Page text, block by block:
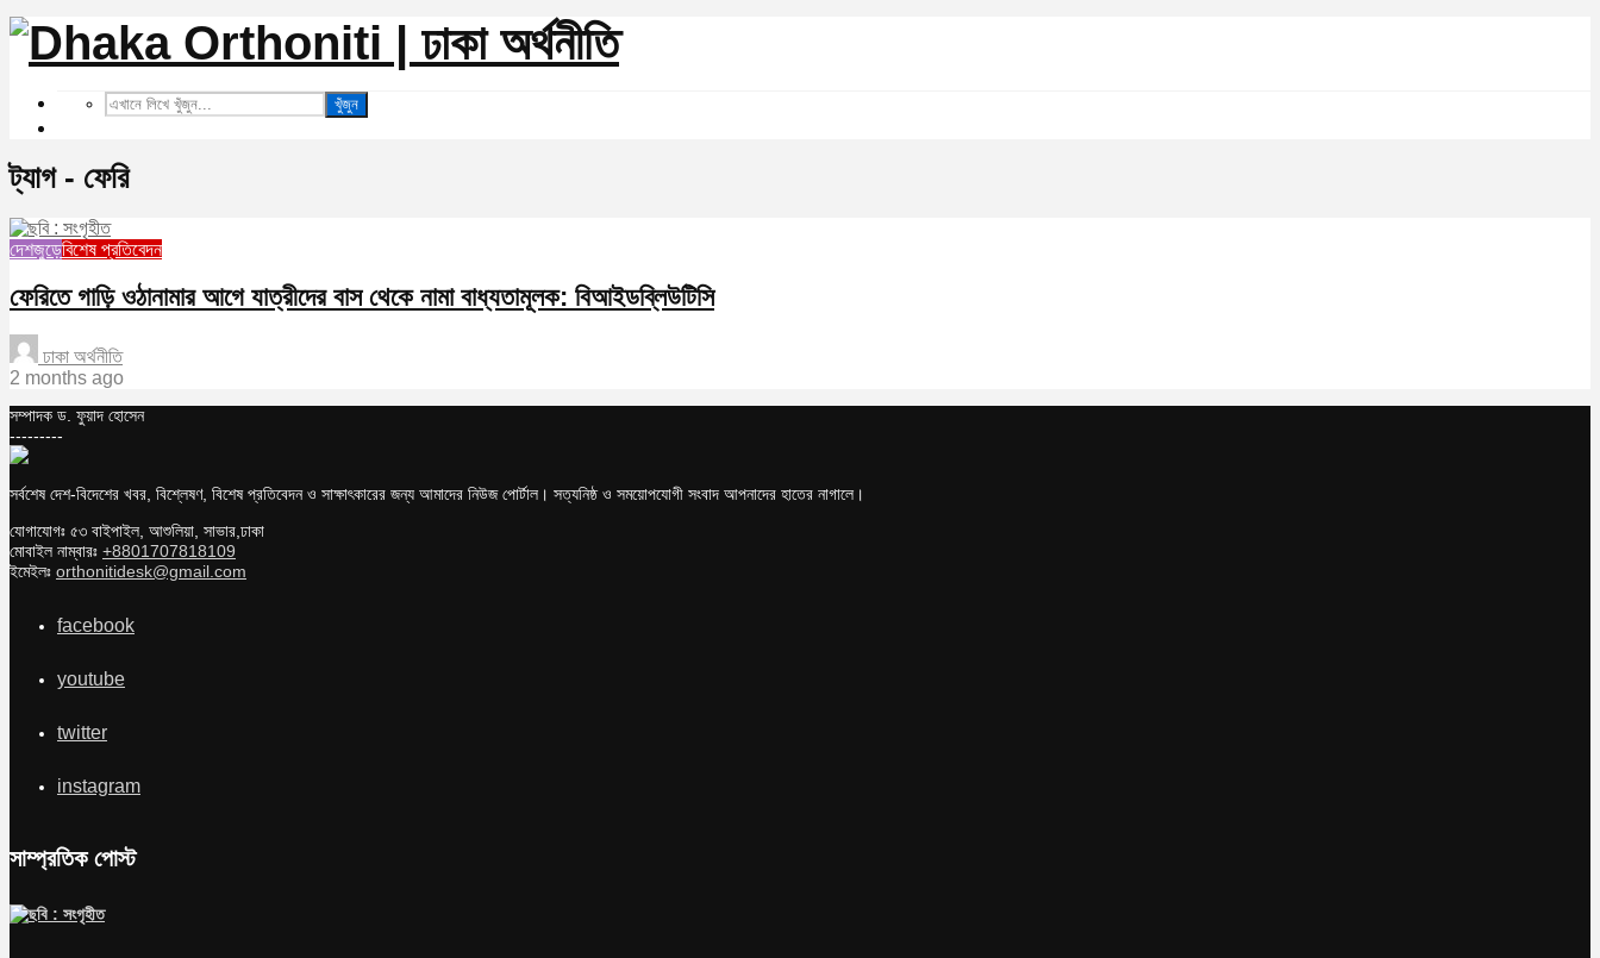
খুঁজুন
ট্যাগ - ফেরি
দেশজুড়েবিশেষ প্রতিবেদন
ফেরিতে গাড়ি ওঠানামার আগে যাত্রীদের বাস থেকে নামা বাধ্যতামূলক: বিআইডব্লিউটিসি
ঢাকা অর্থনীতি
2 months ago
সম্পাদক ড. ফুয়াদ হোসেন
---------
সর্বশেষ দেশ-বিদেশের খবর, বিশ্লেষণ, বিশেষ প্রতিবেদন ও সাক্ষাৎকারের জন্য আমাদের নিউজ পোর্টাল। সত্যনিষ্ঠ ও সময়োপযোগী সংবাদ আপনাদের হাতের নাগালে।
যোগাযোগঃ ৫৩ বাইপাইল, আশুলিয়া, সাভার,ঢাকা
মোবাইল নাম্বারঃ +8801707818109
ইমেইলঃ orthonitidesk@gmail.com
facebook
youtube
twitter
instagram
সাম্প্রতিক পোস্ট